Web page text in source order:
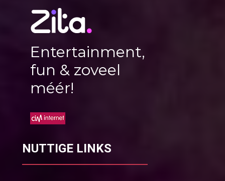
Entertainment,
fun & zoveel
méér!
NUTTIGE LINKS